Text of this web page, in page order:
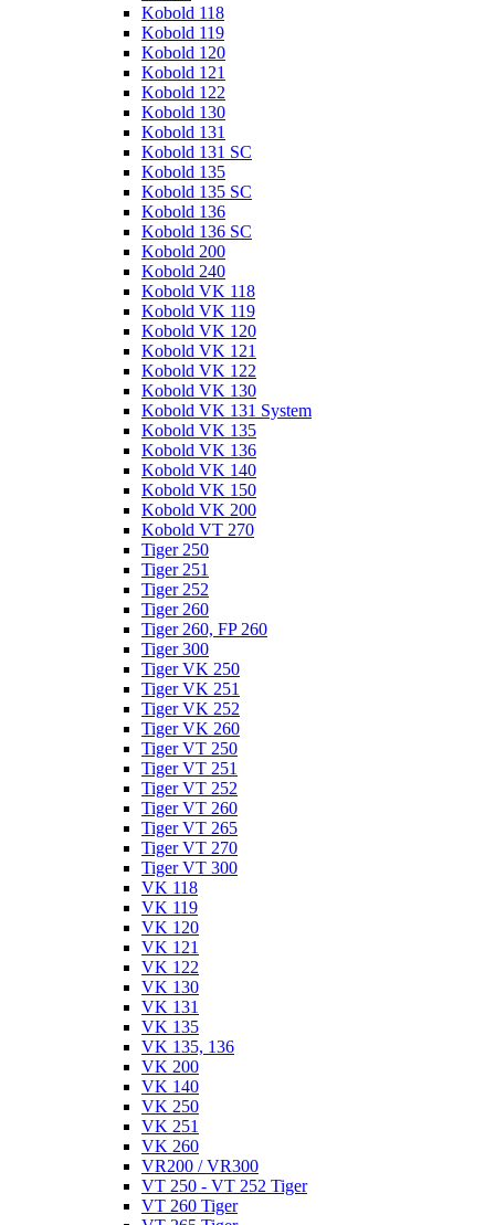
Kobold 118
Kobold 119
Kobold 120
Kobold 121
Kobold 122
Kobold 130
Kobold 131
Kobold 131 SC
Kobold 135
Kobold 135 SC
Kobold 136
Kobold 136 SC
Kobold 200
Kobold 240
Kobold VK 118
Kobold VK 119
Kobold VK 120
Kobold VK 121
Kobold VK 122
Kobold VK 130
Kobold VK 131 System
Kobold VK 135
Kobold VK 136
Kobold VK 140
Kobold VK 150
Kobold VK 200
Kobold VT 270
Tiger 250
Tiger 251
Tiger 252
Tiger 260
Tiger 260, FP 260
Tiger 300
Tiger VK 250
Tiger VK 251
Tiger VK 252
Tiger VK 260
Tiger VT 250
Tiger VT 251
Tiger VT 252
Tiger VT 260
Tiger VT 265
Tiger VT 270
Tiger VT 300
VK 118
VK 119
VK 120
VK 121
VK 122
VK 130
VK 131
VK 135
VK 135, 136
VK 200
VK 140
VK 250
VK 251
VK 260
VR200 / VR300
VT 250 - VT 252 Tiger
VT 260 Tiger